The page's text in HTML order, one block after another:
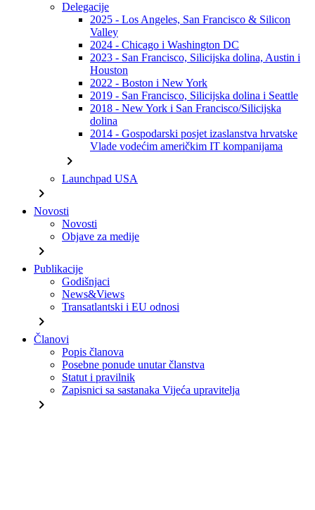
Delegacije
2025 - Los Angeles, San Francisco & Silicon
Valley
2024 - Chicago i Washington DC
2023 - San Francisco, Silicijska dolina, Austin i
Houston
2022 - Boston i New York
2019 - San Francisco, Silicijska dolina i Seattle
2018 - New York i San Francisco/Silicijska
dolina
2014 - Gospodarski posjet izaslanstva hrvatske
Vlade vodećim američkim IT kompanijama
chevron_right
Launchpad USA
chevron_right
Novosti
Novosti
Objave za medije
chevron_right
Publikacije
Godišnjaci
News&Views
Transatlantski i EU odnosi
chevron_right
Članovi
Popis članova
Posebne ponude unutar članstva
Statut i pravilnik
Zapisnici sa sastanaka Vijeća upravitelja
chevron_right